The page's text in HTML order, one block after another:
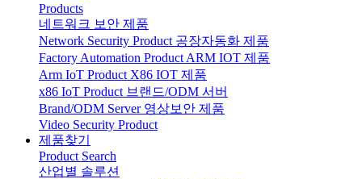
Products
네트워크 보안 제품
Network Security Product 공장자동화 제품
Factory Automation Product ARM IOT 제품
Arm IoT Product X86 IOT 제품
x86 IoT Product 브랜드/ODM 서버
Brand/ODM Server 영상보안 제품
Video Security Product
제품찾기
Product Search
산업별 솔루션